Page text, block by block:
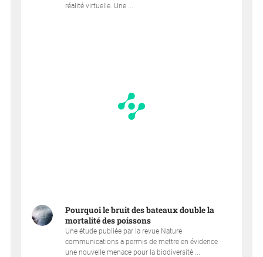
réalité virtuelle. Une ...
Pourquoi le bruit des bateaux double la
mortalité des poissons
Une étude publiée par la revue Nature
communications a permis de mettre en évidence
une nouvelle menace pour la biodiversité ...